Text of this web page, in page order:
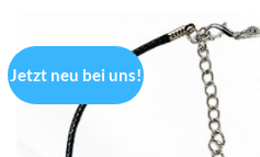
Jetzt neu bei uns!